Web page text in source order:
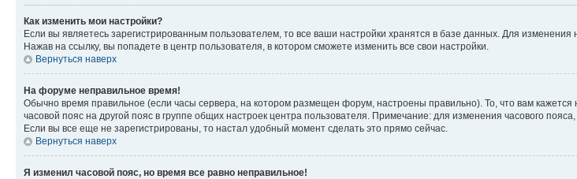
Как изменить мои настройки?
Если вы являетесь зарегистрированным пользователем, то все ваши настройки хранятся в базе данных. Для
Нажав на ссылку, вы попадете в центр пользователя, в котором сможете изменить все свои настройки.
Вернуться наверх
На форуме неправильное время!
Обычно время правильное (если часы сервера, на котором размещен форум, настроены правильно). То, что вам
часовой пояс на другой пояс в группе общих настроек центра пользователя. Примечание: для изменения часового
Если вы все еще не зарегистрированы, то настал удобный момент сделать это прямо сейчас.
Вернуться наверх
Я изменил часовой пояс, но время все равно неправильное!